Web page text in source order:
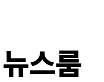
스룸